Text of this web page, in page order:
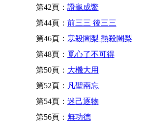
第42頁： 證龜成鱉
第44頁： 前三三 後三三
第46頁： 寒殺闍梨 熱殺闍梨
第48頁： 覓心了不可得
第50頁： 大機大用
第52頁： 凡聖兩忘
第54頁： 迷己逐物
第56頁： 無功德